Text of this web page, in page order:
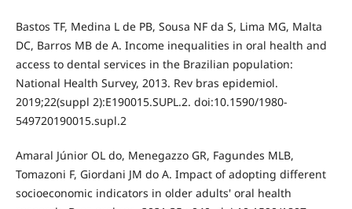
Bastos TF, Medina L de PB, Sousa NF da S, Lima MG, Malta
DC, Barros MB de A. Income inequalities in oral health and
access to dental services in the Brazilian population:
National Health Survey, 2013. Rev bras epidemiol.
2019;22(suppl 2):E190015.SUPL.2. doi:10.1590/1980-
549720190015.supl.2
Amaral Júnior OL do, Menegazzo GR, Fagundes MLB,
Tomazoni F, Giordani JM do A. Impact of adopting different
socioeconomic indicators in older adults' oral health